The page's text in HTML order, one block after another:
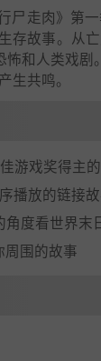
尸走肉》第
存故事。从
怖和人类戏
生共鸣。
游戏奖得主
播放的链接
角度看世界末
围的故事